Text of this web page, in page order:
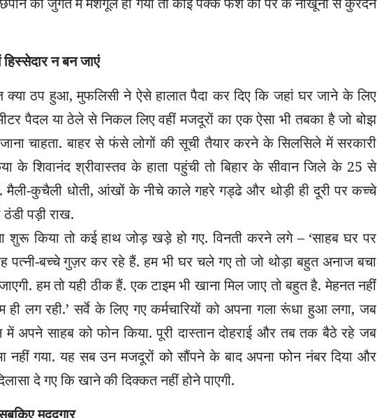
न बन जाएं
ठप हुआ, मुफलिसी ने ऐसे हालात पैदा कर दिए कि जहां घर जाने के लिए
पैदल या ठेले से निकल लिए वहीं मजदूरों का एक ऐसा भी तबका है जो बोझ
चाहता. बाहर से फंसे लोगों की सूची तैयार करने के सिलसिले में सरकारी
के शिवानंद श्रीवास्तव के हाता पहुंची तो बिहार के सीवान जिले के 25 से
मैली-कुचैली धोती, आंखों के नीचे काले गहरे गड्ढे और थोड़ी ही दूरी पर कच्चे
ठंडी पड़ी राख.
शुरू किया तो कई हाथ जोड़ खड़े हो गए. विनती करने लगे – ‘साहब घर पर
पत्नी-बच्चे गुज़र कर रहे हैं. हम भी घर चले गए तो जो थोड़ा बहुत अनाज बचा
हम तो यही ठीक हैं. एक टाइम भी खाना मिल जाए तो बहुत है. मेहनत नहीं
लग रही.’ सर्वे के लिए गए कर्मचारियों को अपना गला रूंधा हुआ लगा, जब
में अपने साहब को फोन किया. पूरी दास्तान दोहराई और तब तक बैठे रहे जब
गया. यह सब उन मजदूरों को सौंपने के बाद अपना फोन नंबर दिया और
दे गए कि खाने की दिक्कत नहीं होने पाएगी.